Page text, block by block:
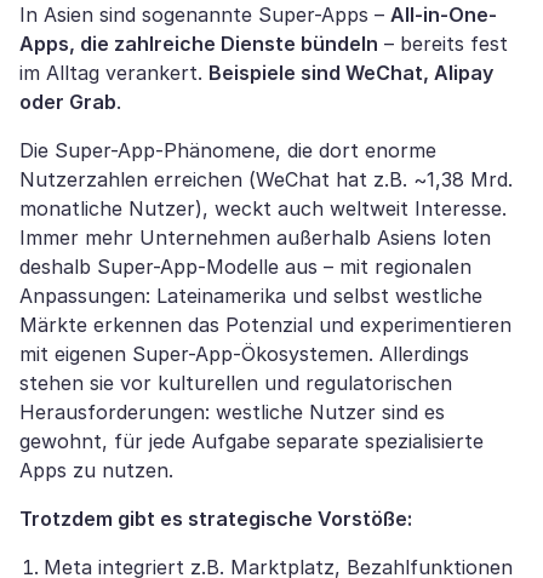
In Asien sind sogenannte Super-Apps – All-in-One-
Apps, die zahlreiche Dienste bündeln – bereits fest
im Alltag verankert. Beispiele sind WeChat, Alipay
oder Grab.
Die Super-App-Phänomene, die dort enorme
Nutzerzahlen erreichen (WeChat hat z.B. ~1,38 Mrd.
monatliche Nutzer), weckt auch weltweit Interesse.
Immer mehr Unternehmen außerhalb Asiens loten
deshalb Super-App-Modelle aus – mit regionalen
Anpassungen: Lateinamerika und selbst westliche
Märkte erkennen das Potenzial und experimentieren
mit eigenen Super-App-Ökosystemen. Allerdings
stehen sie vor kulturellen und regulatorischen
Herausforderungen: westliche Nutzer sind es
gewohnt, für jede Aufgabe separate spezialisierte
Apps zu nutzen.
Trotzdem gibt es strategische Vorstöße:
Meta integriert z.B. Marktplatz, Bezahlfunktionen